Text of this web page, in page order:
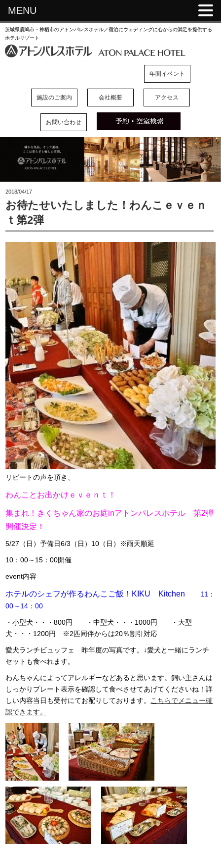
茨城県鹿嶋市・神栖市のアトンパレスホテル／宿泊にウェディングに心からの満足を提供する
ホテルリゾート
年間イベント
施設のご案内 会社概要 アクセス
お問い合わせ
2018/04/17
お待たせいたしました！わんこｅｖｅｎ
ｔ第2弾
リピートの声を頂き、
わんことお出かけｅｖｅｎｔ！
集まれ！きくちゃん家のお庭inアトンパレスホテル 第2弾
開催決定！
5/27（日）予備日6/3（日）10（日）※雨天順延
10：00～15：00開催
event内容
ホテルのシェフが作るわんこご飯！KIKU Kitchen 11：
00～14：00
・小型犬・・・800円 ・中型犬・・・1000円 ・大型
犬・・・1200円 ※2匹同伴からは20％割引対応
愛犬ランチビュッフェ 昨年度の写真です。↓愛犬と一緒にランチ
セットも食べれます。
わんちゃんによってアレルギーなどあると思います。飼い主さんは
しっかりプレート表示を確認して食べさせてあげてくださいね！詳
しい内容当日も受付にてお配りしております。 こちらでメニュー確
認できます。
MENU